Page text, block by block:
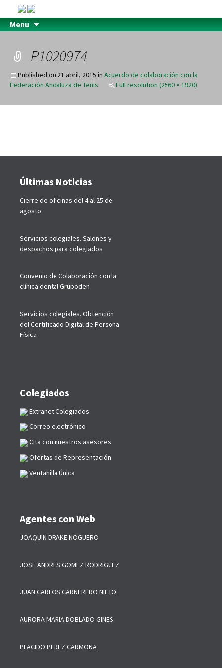
Menu
P1020974
Published on 21 abril, 2015 in Acuerdo de colaboración con la
Federación Andaluza de Tenis
Full resolution (2560 × 1920)
Últimas Noticias
Cierre de oficinas del 4 al 25 de
agosto
Servicios colegiales. Salones y
despachos para colegiados
Convenio de Colaboración con la
clínica dental Grupoden
Servicios colegiales. Obtención
del Certificado Digital de Persona
Física
Colegiados
Extranet Colegiados
Correo electrónico
Cita con nuestros asesores
Ofertas de Representación
Ventanilla Única
Agentes con Web
JOAQUIN DRAKE NOGUERO
JOSE ANDRES GOMEZ RODRIGUEZ
JUAN CARLOS CARNERERO NIETO
AURORA MARIA DOBLADO GINES
PLACIDO PEREZ CARMONA